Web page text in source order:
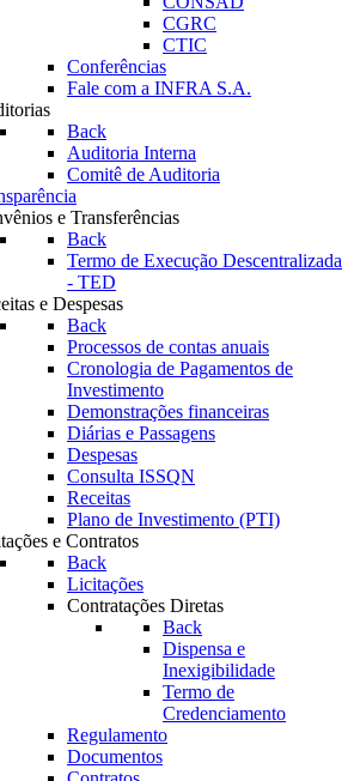
CGRC
CTIC
Conferências
Fale com a INFRA S.A.
Back
Auditoria Interna
Comitê de Auditoria
e Transferências
Back
Termo de Execução Descentralizada
- TED
e Despesas
Back
Processos de contas anuais
Cronologia de Pagamentos de
Investimento
Demonstrações financeiras
Diárias e Passagens
Despesas
Consulta ISSQN
Receitas
Plano de Investimento (PTI)
e Contratos
Back
Licitações
Contratações Diretas
Back
Dispensa e
Inexigibilidade
Termo de
Credenciamento
Regulamento
Documentos